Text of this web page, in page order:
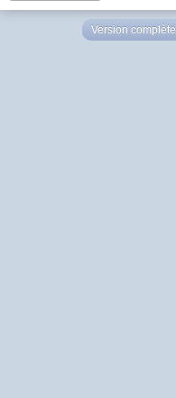
Version complète